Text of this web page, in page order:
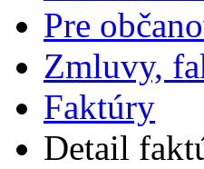
Pre
Zmluvy,
Faktúry
Detail